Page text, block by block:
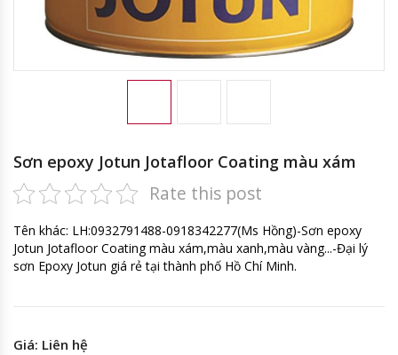
Sơn epoxy Jotun Jotafloor Coating màu xám
Rate this post
Tên khác: LH:0932791488-0918342277(Ms Hồng)-Sơn epoxy
Jotun Jotafloor Coating màu xám,màu xanh,màu vàng...-Đại lý
sơn Epoxy Jotun giá rẻ tại thành phố Hồ Chí Minh.
Giá: Liên hệ